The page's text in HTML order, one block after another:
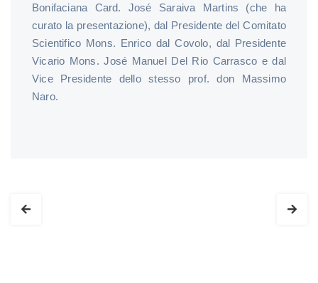
Bonifaciana Card. José Saraiva Martins (che ha
curato la presentazione), dal Presidente del Comitato
Scientifico Mons. Enrico dal Covolo, dal Presidente
Vicario Mons. José Manuel Del Rio Carrasco e dal
Vice Presidente dello stesso prof. don Massimo
Naro.